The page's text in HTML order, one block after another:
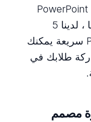
لمساعدتك في تصميم برامج PowerPoint
أفضل مع تسهيل العملية أيضًا ، لدينا 5
تلميحات وأدوات PowerPoint سريعة يمكنك
طلابك في
ميزة مصمم